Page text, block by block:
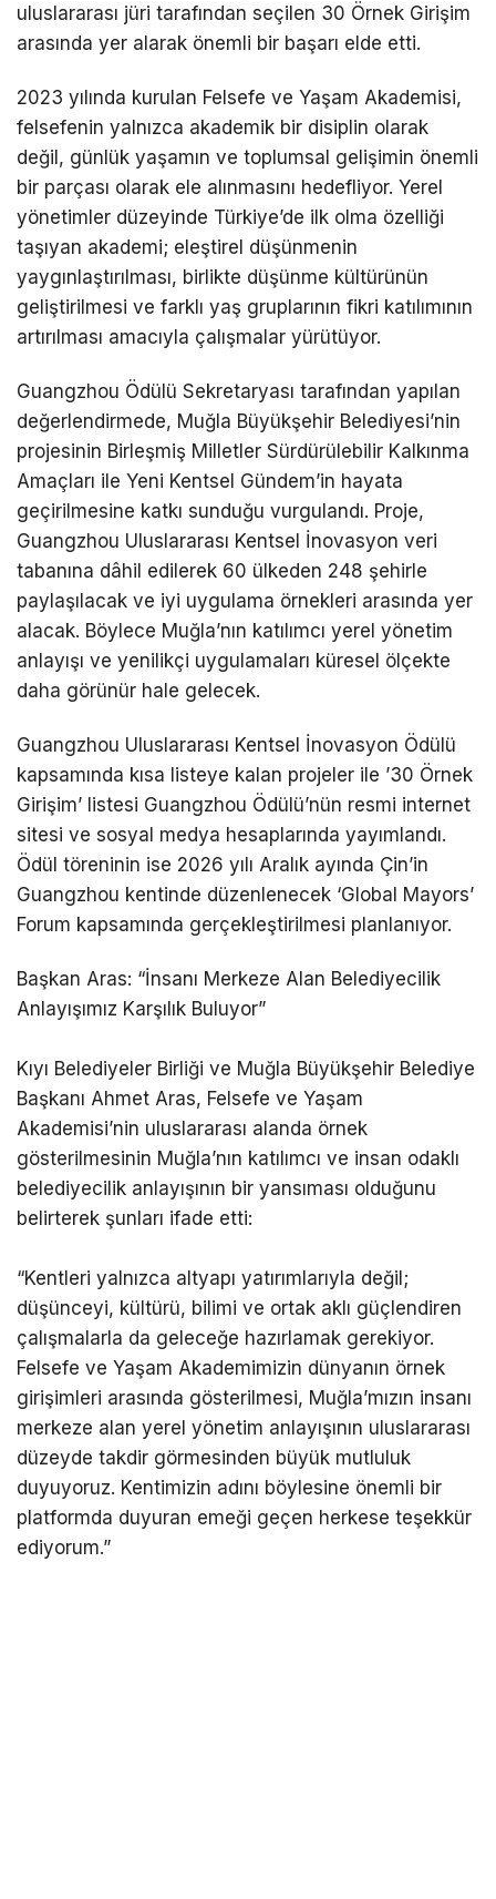
uluslararası jüri tarafından seçilen 30 Örnek Girişim
arasında yer alarak önemli bir başarı elde etti.
2023 yılında kurulan Felsefe ve Yaşam Akademisi,
felsefenin yalnızca akademik bir disiplin olarak
değil, günlük yaşamın ve toplumsal gelişimin önemli
bir parçası olarak ele alınmasını hedefliyor. Yerel
yönetimler düzeyinde Türkiye’de ilk olma özelliği
taşıyan akademi; eleştirel düşünmenin
yaygınlaştırılması, birlikte düşünme kültürünün
geliştirilmesi ve farklı yaş gruplarının fikri katılımının
artırılması amacıyla çalışmalar yürütüyor.
Guangzhou Ödülü Sekretaryası tarafından yapılan
değerlendirmede, Muğla Büyükşehir Belediyesi’nin
projesinin Birleşmiş Milletler Sürdürülebilir Kalkınma
Amaçları ile Yeni Kentsel Gündem’in hayata
geçirilmesine katkı sunduğu vurgulandı. Proje,
Guangzhou Uluslararası Kentsel İnovasyon veri
tabanına dâhil edilerek 60 ülkeden 248 şehirle
paylaşılacak ve iyi uygulama örnekleri arasında yer
alacak. Böylece Muğla’nın katılımcı yerel yönetim
anlayışı ve yenilikçi uygulamaları küresel ölçekte
daha görünür hale gelecek.
Guangzhou Uluslararası Kentsel İnovasyon Ödülü
kapsamında kısa listeye kalan projeler ile ’30 Örnek
Girişim’ listesi Guangzhou Ödülü’nün resmi internet
sitesi ve sosyal medya hesaplarında yayımlandı.
Ödül töreninin ise 2026 yılı Aralık ayında Çin’in
Guangzhou kentinde düzenlenecek ‘Global Mayors’
Forum kapsamında gerçekleştirilmesi planlanıyor.
Başkan Aras: “İnsanı Merkeze Alan Belediyecilik
Anlayışımız Karşılık Buluyor”
Kıyı Belediyeler Birliği ve Muğla Büyükşehir Belediye
Başkanı Ahmet Aras, Felsefe ve Yaşam
Akademisi’nin uluslararası alanda örnek
gösterilmesinin Muğla’nın katılımcı ve insan odaklı
belediyecilik anlayışının bir yansıması olduğunu
belirterek şunları ifade etti:
“Kentleri yalnızca altyapı yatırımlarıyla değil;
düşünceyi, kültürü, bilimi ve ortak aklı güçlendiren
çalışmalarla da geleceğe hazırlamak gerekiyor.
Felsefe ve Yaşam Akademimizin dünyanın örnek
girişimleri arasında gösterilmesi, Muğla’mızın insanı
merkeze alan yerel yönetim anlayışının uluslararası
düzeyde takdir görmesinden büyük mutluluk
duyuyoruz. Kentimizin adını böylesine önemli bir
platformda duyuran emeği geçen herkese teşekkür
ediyorum.”